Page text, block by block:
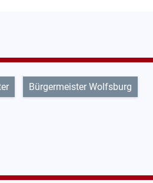
Bürgermeister Wolfsburg